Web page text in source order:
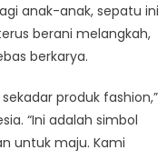
anak-anak, sepatu ini
berani melangkah,
berkarya.
produk fashion,”
“Ini adalah simbol
untuk maju. Kami